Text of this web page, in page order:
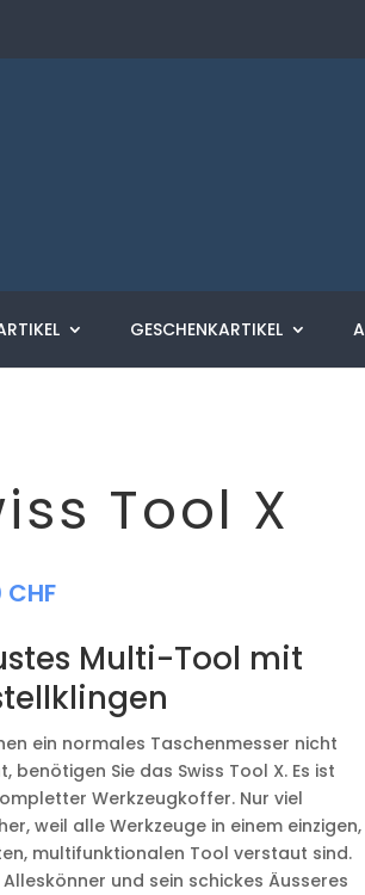
GESCHENKARTIKEL
Tool X
CHF
Multi-Tool mit
ein normales Taschenmesser nicht
benötigen Sie das Swiss Tool X. Es ist
Werkzeugkoffer. Nur viel
weil alle Werkzeuge in einem einzigen,
multifunktionalen Tool verstaut sind.
Alleskönner und sein schickes Äusseres